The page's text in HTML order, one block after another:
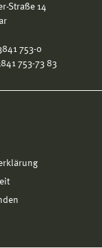
Straße 14
753-0
753-73 83